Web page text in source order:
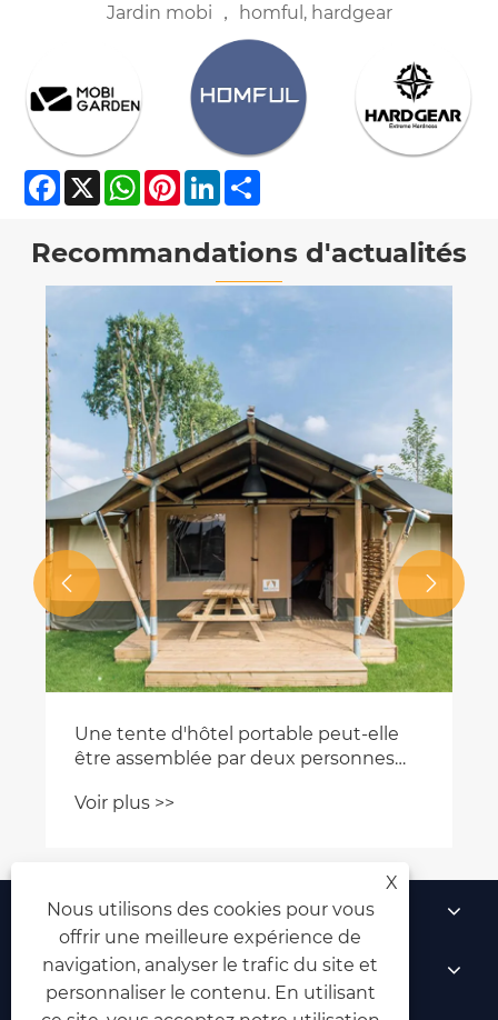
Jardin mobi ， homful, hardgear
Facebook
X WhatsApp
Pinterest
LinkedIn
Recommandations d'actualités
Une tente d'hôtel portable peut-elle
être assemblée par deux personnes
Voir plus >>
 
À propos de nous
Produits
X
Nous utilisons des cookies pour vous
offrir une meilleure expérience de
navigation, analyser le trafic du site et
personnaliser le contenu. En utilisant